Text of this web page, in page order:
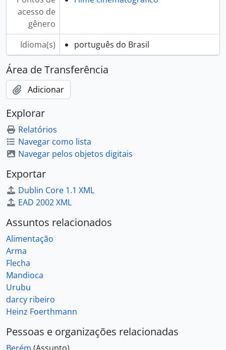
acesso de
gênero
Idioma(s) português do Brasil
Área de Transferência
Adicionar
Explorar
Relatórios
Navegar como lista
Navegar pelos objetos digitais
Exportar
Dublin Core 1.1 XML
EAD 2002 XML
Assuntos relacionados
Alimentação
Arma
Flecha
Mandioca
Urubu
darcy ribeiro
Heinz Foerthmann
Pessoas e organizações relacionadas